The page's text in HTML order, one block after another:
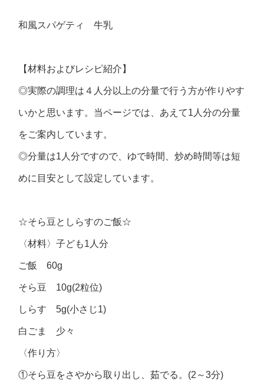
和風スパゲティ 牛乳
【材料およびレシピ紹介】
◎実際の調理は４人分以上の分量で行う方が作りやす
いかと思います。当ページでは、あえて1人分の分量
をご案内しています。
◎分量は1人分ですので、ゆで時間、炒め時間等は短
めに目安として設定しています。
☆そら豆としらすのご飯☆
〈材料〉子ども1人分
ご飯 60g
そら豆 10g(2粒位)
しらす 5g(小さじ1)
白ごま 少々
〈作り方〉
①そら豆をさやから取り出し、茹でる。(2～3分)